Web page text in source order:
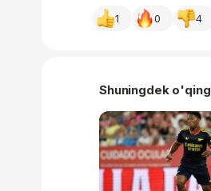
1 0 4
Shuningdek o'qing